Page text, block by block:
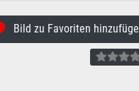
Bild zu Favoriten